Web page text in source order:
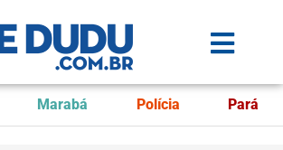
Marabá Polícia Pará